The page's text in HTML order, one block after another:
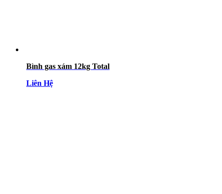
Bình gas xám 12kg Total
Liên Hệ